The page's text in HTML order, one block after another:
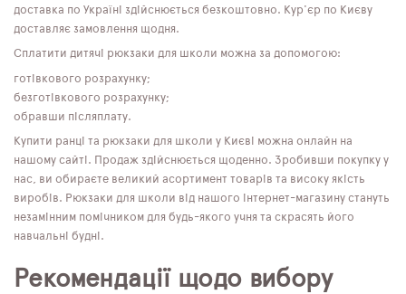
доставка по Україні здійснюється безкоштовно. Кур'єр по Києву
доставляє замовлення щодня.
Сплатити дитячі рюкзаки для школи можна за допомогою:
готівкового розрахунку;
безготівкового розрахунку;
обравши післяплату.
Купити ранці та рюкзаки для школи у Києві можна онлайн на
нашому сайті. Продаж здійснюється щоденно. Зробивши покупку у
нас, ви обираєте великий асортимент товарів та високу якість
виробів. Рюкзаки для школи від нашого інтернет-магазину стануть
незамінним помічником для будь-якого учня та скрасять його
навчальні будні.
Рекомендації щодо вибору